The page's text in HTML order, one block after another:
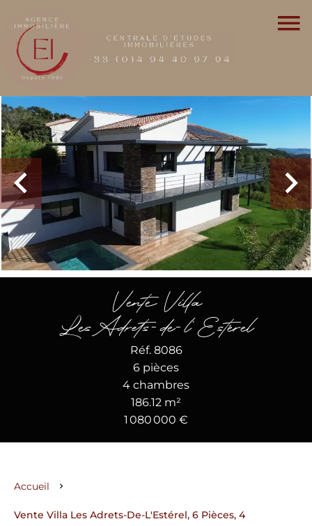
Vente Villa
Les Adrets-de-l'Estérel
Réf. 8086
6 pièces
4 chambres
186.12 m²
1 080 000 €
Accueil
Vente Villa Les Adrets-De-L'Estérel, 6 Pièces, 4